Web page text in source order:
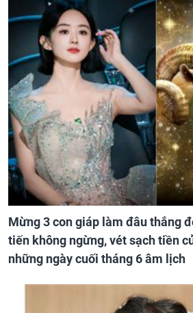
Mừng 3 con giáp làm đâu thắng
tiến không ngừng, vét sạch tiền
những ngày cuối tháng 6 âm lịch